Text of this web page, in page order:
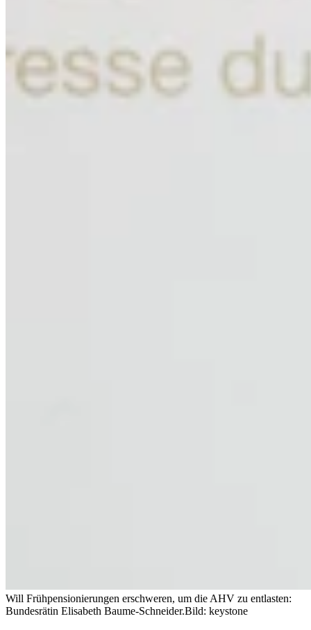
Will Frühpensionierungen erschweren, um die AHV zu entlasten:
Bundesrätin Elisabeth Baume-Schneider.Bild: keystone